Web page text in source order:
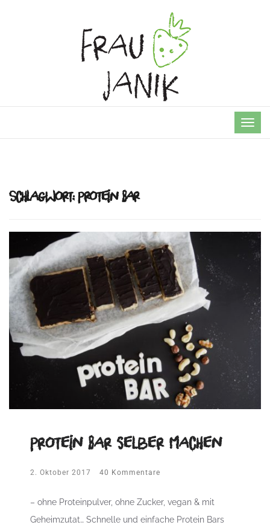
Schlagwort:Protein Bar
Protein Bar selber machen
2. Oktober 2017 40 Kommentare
– ohne Proteinpulver, ohne Zucker, vegan & mit
Geheimzutat… Schnelle und einfache Protein Bars